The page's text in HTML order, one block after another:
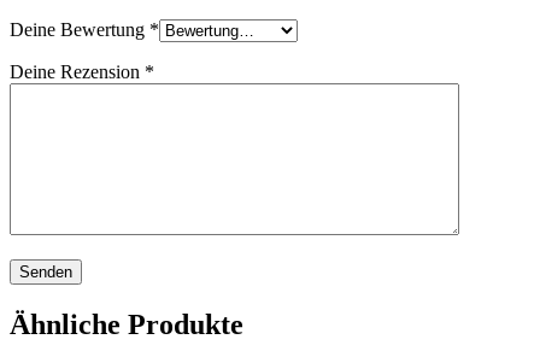
Deine Bewertung *
Deine Rezension *
Ähnliche Produkte